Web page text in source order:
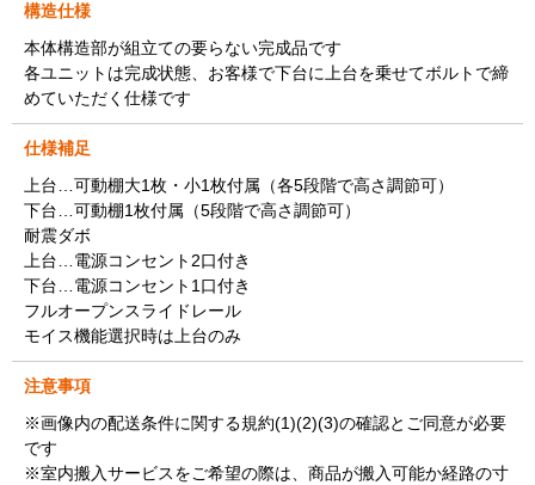
構造仕様
本体構造部が組立ての要らない完成品です
各ユニットは完成状態、お客様で下台に上台を乗せてボルトで締
めていただく仕様です
仕様補足
上台…可動棚大1枚・小1枚付属（各5段階で高さ調節可）
下台…可動棚1枚付属（5段階で高さ調節可）
耐震ダボ
上台…電源コンセント2口付き
下台…電源コンセント1口付き
フルオープンスライドレール
モイス機能選択時は上台のみ
注意事項
※画像内の配送条件に関する規約(1)(2)(3)の確認とご同意が必要
です
※室内搬入サービスをご希望の際は、商品が搬入可能か経路の寸